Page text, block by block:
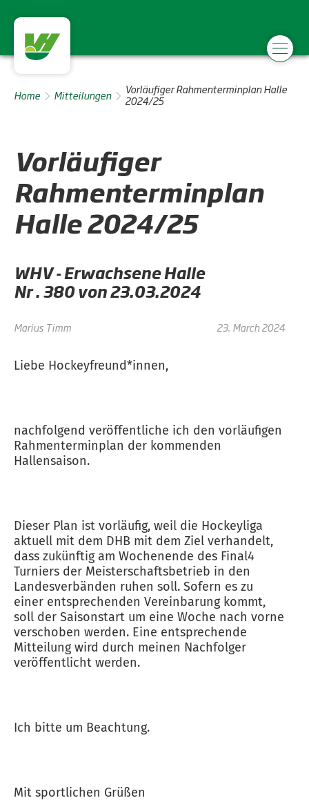
Home Mitteilungen
Vorläufiger Rahmenterminplan Halle
2024/25
Vorläufiger
Rahmenterminplan
Halle 2024/25
WHV - Erwachsene Halle
Nr . 380 von 23.03.2024
Marius Timm 23. March 2024
Liebe Hockeyfreund*innen,
nachfolgend veröffentliche ich den vorläufigen
Rahmenterminplan der kommenden
Hallensaison.
Dieser Plan ist vorläufig, weil die Hockeyliga
aktuell mit dem DHB mit dem Ziel verhandelt,
dass zukünftig am Wochenende des Final4
Turniers der Meisterschaftsbetrieb in den
Landesverbänden ruhen soll. Sofern es zu
einer entsprechenden Vereinbarung kommt,
soll der Saisonstart um eine Woche nach vorne
verschoben werden. Eine entsprechende
Mitteilung wird durch meinen Nachfolger
veröffentlicht werden.
Ich bitte um Beachtung.
Mit sportlichen Grüßen